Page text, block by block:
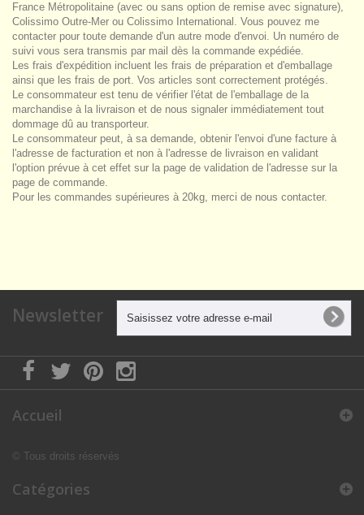
France Métropolitaine (avec ou sans option de remise avec signature),
Colissimo Outre-Mer ou Colissimo International. Vous pouvez me
contacter pour toute demande d'un autre mode d'envoi. Un numéro de
suivi vous sera transmis par mail dès la commande expédiée.
Les frais d'expédition incluent les frais de préparation et d'emballage
ainsi que les frais de port. Vos articles sont correctement protégés.
Le consommateur est tenu de vérifier l'état de l'emballage de la
marchandise à la livraison et de nous signaler immédiatement tout
dommage dû au transporteur.
Le consommateur peut, à sa demande, obtenir l'envoi d'une facture à
l'adresse de facturation et non à l'adresse de livraison en validant
l'option prévue à cet effet sur la page de validation de l'adresse sur la
page de commande.
Pour les commandes supérieures à 20kg, merci de nous contacter.
Newsletter
Accueil
© Tous droits réservés
Catégories